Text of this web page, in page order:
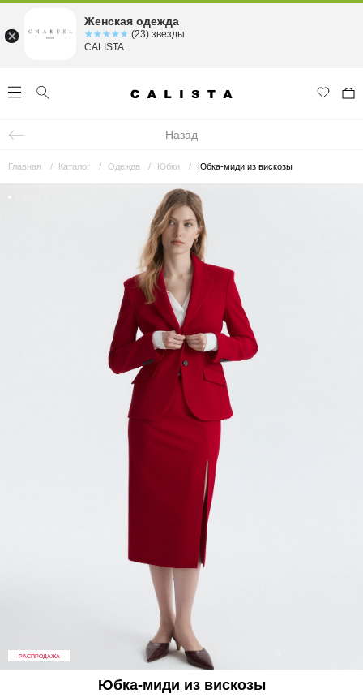
Назад
Главная Каталог Одежда Юбки Юбка-миди из вискозы
РАСПРОДАЖА
Юбка-миди из вискозы
Женская одежда
☆☆☆☆☆
★★★★★ (23) звезды
CALISTA